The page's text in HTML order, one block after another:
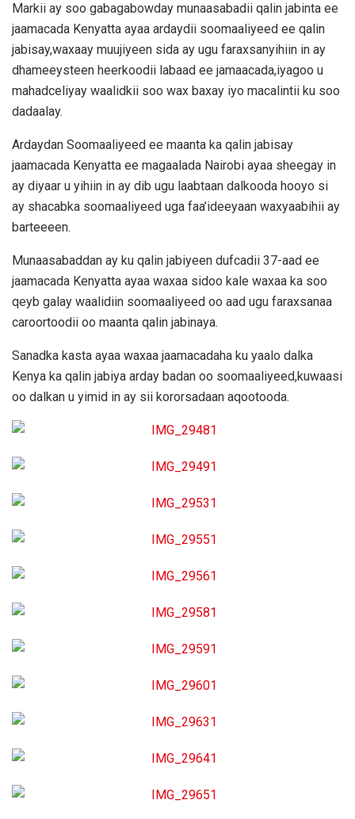
Markii ay soo gabagabowday munaasabadii qalin jabinta ee
jaamacada Kenyatta ayaa ardaydii soomaaliyeed ee qalin
jabisay,waxaay muujiyeen sida ay ugu faraxsanyihiin in ay
dhameeysteen heerkoodii labaad ee jamaacada,iyagoo u
mahadceliyay waalidkii soo wax baxay iyo macalintii ku soo
dadaalay.
Ardaydan Soomaaliyeed ee maanta ka qalin jabisay
jaamacada Kenyatta ee magaalada Nairobi ayaa sheegay in
ay diyaar u yihiin in ay dib ugu laabtaan dalkooda hooyo si
ay shacabka soomaaliyeed uga faa’ideeyaan waxyaabihii ay
barteeeen.
Munaasabaddan ay ku qalin jabiyeen dufcadii 37-aad ee
jaamacada Kenyatta ayaa waxaa sidoo kale waxaa ka soo
qeyb galay waalidiin soomaaliyeed oo aad ugu faraxsanaa
caroortoodii oo maanta qalin jabinaya.
Sanadka kasta ayaa waxaa jaamacadaha ku yaalo dalka
Kenya ka qalin jabiya arday badan oo soomaaliyeed,kuwaasi
oo dalkan u yimid in ay sii kororsadaan aqootooda.